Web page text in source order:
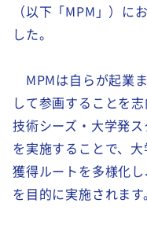
（以下「MPM」）に
した。
MPMは自らが起業
して参画することを
技術シーズ・大学発
を実施することで、
獲得ルートを多様化
を目的に実施されます。